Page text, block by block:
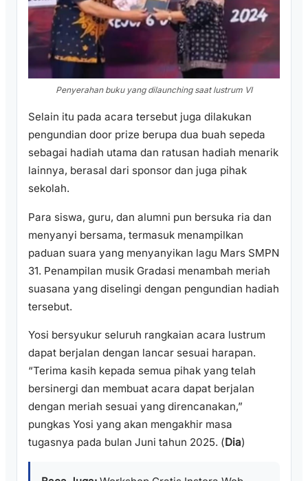
Penyerahan buku yang dilaunching saat lustrum VI
Selain itu pada acara tersebut juga dilakukan
pengundian door prize berupa dua buah sepeda
sebagai hadiah utama dan ratusan hadiah menarik
lainnya, berasal dari sponsor dan juga pihak
sekolah.
Para siswa, guru, dan alumni pun bersuka ria dan
menyanyi bersama, termasuk menampilkan
paduan suara yang menyanyikan lagu Mars SMPN
31. Penampilan musik Gradasi menambah meriah
suasana yang diselingi dengan pengundian hadiah
tersebut.
Yosi bersyukur seluruh rangkaian acara lustrum
dapat berjalan dengan lancar sesuai harapan.
“Terima kasih kepada semua pihak yang telah
bersinergi dan membuat acara dapat berjalan
dengan meriah sesuai yang direncanakan,”
pungkas Yosi yang akan mengakhir masa
tugasnya pada bulan Juni tahun 2025. (Dia)